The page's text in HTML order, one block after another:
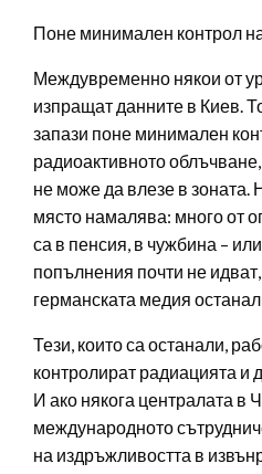
Поне минимален контрол
Междувременно някои от
изпращат данните в Киев.
запази поне минимален
радиоактивното
не може да влезе в зоната.
място намалява: много от
са в пенсия, в чужбина –
попълнения почти не
германската медия
Тези, които са останали,
контролират радиацията и
И ако някога централата в
международното
на издръжливостта в